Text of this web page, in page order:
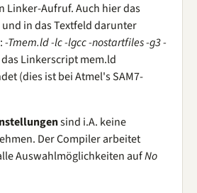
Linker-Aufruf. Auch hier das
in das Textfeld darunter
-Tmem.ld -lc -lgcc -nostartfiles -g3 -
Linkerscript mem.ld
(dies ist bei Atmel's SAM7-
sind i.A. keine
Der Compiler arbeitet
Auswahlmöglichkeiten aufNo